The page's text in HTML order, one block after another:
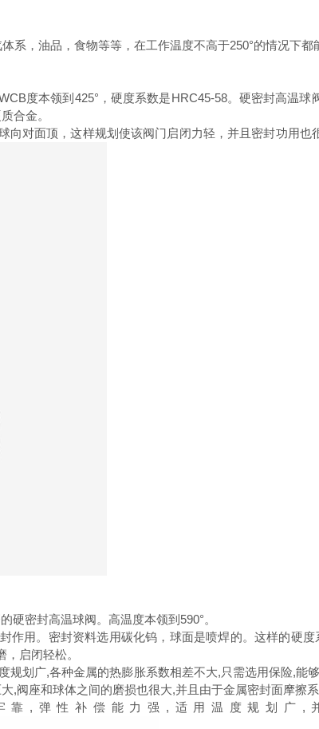
，油品，食物等等，在工作温度不高于250°的情况下都
度本领到425°，硬度系数是HRC45-58。硬密封高温
合金。
对面顶，这样规划使该阀门启闭力轻，并且密封功用
硬密封高温球阀。高温度本领到590°。
作用。密封资料选用碳化钨，球面是喷焊的。这样的硬
启闭轻松。
划广,各种金属的热膨胀系数相差不大,只需选用保险,能
阀座和球体之间的磨损也很大,并且由于金属密封面摩擦
,弹性补偿能力强,适用温度规划广,